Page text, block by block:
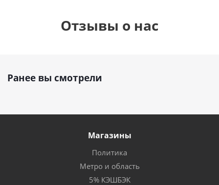
Отзывы о нас
Ранее вы смотрели
Магазины
Политика
Метро и область
5% КЭШБЭК